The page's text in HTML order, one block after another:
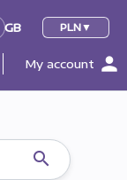
GB
GB PLN
My account person
